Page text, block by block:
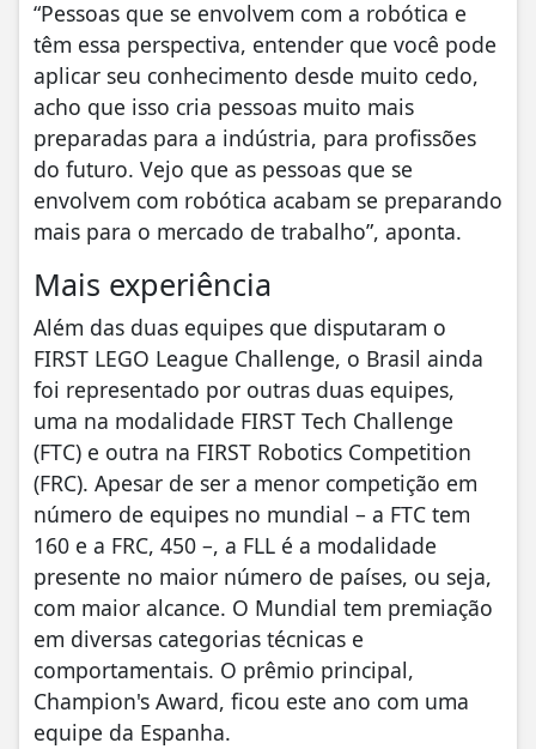
“Pessoas que se envolvem com a robótica e
têm essa perspectiva, entender que você pode
aplicar seu conhecimento desde muito cedo,
acho que isso cria pessoas muito mais
preparadas para a indústria, para profissões
do futuro. Vejo que as pessoas que se
envolvem com robótica acabam se preparando
mais para o mercado de trabalho”, aponta.
Mais experiência
Além das duas equipes que disputaram o
FIRST LEGO League Challenge, o Brasil ainda
foi representado por outras duas equipes,
uma na modalidade FIRST Tech Challenge
(FTC) e outra na FIRST Robotics Competition
(FRC). Apesar de ser a menor competição em
número de equipes no mundial – a FTC tem
160 e a FRC, 450 –, a FLL é a modalidade
presente no maior número de países, ou seja,
com maior alcance. O Mundial tem premiação
em diversas categorias técnicas e
comportamentais. O prêmio principal,
Champion's Award, ficou este ano com uma
equipe da Espanha.